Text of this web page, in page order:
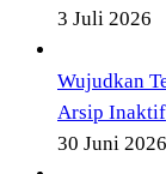
3 Juli 2026
Wujudkan
Arsip Inaktif
30 Juni 2026